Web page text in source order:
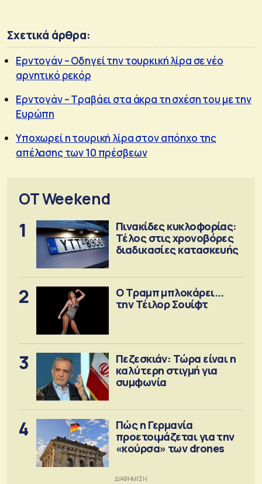
Σχετικά άρθρα:
Ερντογάν – Οδηγεί την τουρκική λίρα σε νέο
αρνητικό ρεκόρ
Ερντογάν – Τραβάει στα άκρα τη σχέση του με την
Ευρώπη
Υποχωρεί η τουρική λίρα στον απόηχο της
απέλασης των 10 πρέσβεων
OT Weekend
1
Πινακίδες κυκλοφορίας:
Τέλος στις χρονοβόρες
διαδικασίες κατασκευής
2
Ο Τραμπ μπλοκάρει...
την Τέιλορ Σουίφτ
3
Πεζεσκιάν: Τώρα είναι η
καλύτερη στιγμή για
συμφωνία
4
Πώς η Γερμανία
προετοιμάζεται για την
«κούρσα» των drones